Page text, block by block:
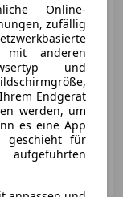
kW (245 PS)
Online-
zufällig
mit anderen
und
Endgerät
werden, um
es eine App
geschieht für